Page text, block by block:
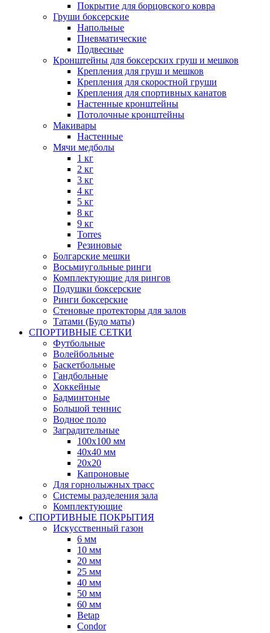
Покрытие для борцовского ковра
Груши боксерские
Напольные
Пневматические
Подвесные
Кронштейны для боксерских груш и мешков
Крепления для груш и мешков
Крепления для скоростной груши
Крепления для спортивных канатов
Настенные кронштейны
Потолочные кронштейны
Макивары
Настенные
Мячи медболы
1 кг
2 кг
3 кг
4 кг
5 кг
8 кг
9 кг
Torres
Резиновые
Болгарские мешки
Восьмиугольные ринги
Комплектующие для рингов
Подушки боксерские
Ринги боксерские
Стеновые протекторы для залов
Татами (Будо маты)
СПОРТИВНЫЕ СЕТКИ
Футбольные
Волейбольные
Баскетбольные
Гандбольные
Хоккейные
Бадминтоные
Большой теннис
Водное поло
Заградительные
100х100 мм
40х40 мм
20х20
Капроновые
Для горнолыжных трасс
Системы разделения зала
Комплектующие
СПОРТИВНЫЕ ПОКРЫТИЯ
Искусственный газон
6 мм
10 мм
20 мм
25 мм
40 мм
50 мм
60 мм
Betap
Condor